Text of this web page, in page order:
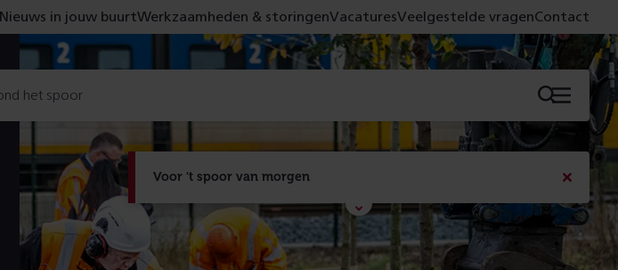
Voor 't spoor van morgen
Met de campagne 'Voor 't spoor naar morgen' laten
we zien wat er vandaag gebeurt en wat dat -
figuurlijk gezien - morgen oplevert.
Bericht
sluiten
Nieuws in jouw buurtWerkzaamheden & storingenVacaturesVeelgestelde vragenContact
het spoor Menu